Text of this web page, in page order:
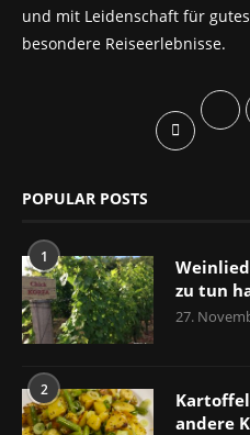
und mit Leidenschaft für
besondere Reiseerlebnisse.
POPULAR POSTS
1
zu tun
27.
2
andere